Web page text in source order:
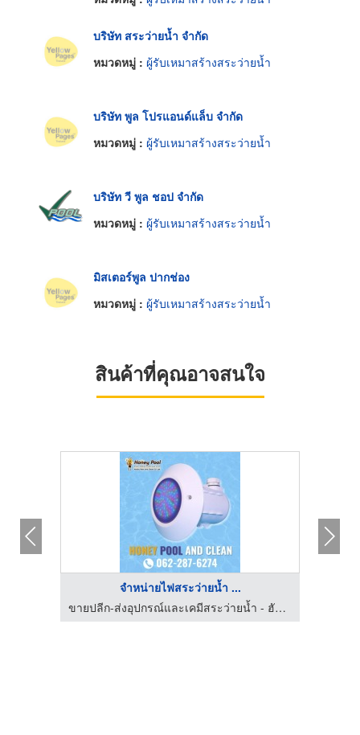
บริษัท สระว่ายน้ำ จำกัด
หมวดหมู่ : ผู้รับเหมาสร้างสระว่ายน้ำ
บริษัท พูล โปรแอนด์แล็บ จำกัด
หมวดหมู่ : ผู้รับเหมาสร้างสระว่ายน้ำ
บริษัท วี พูล ชอป จำกัด
หมวดหมู่ : ผู้รับเหมาสร้างสระว่ายน้ำ
มิสเตอร์พูล ปากช่อง
หมวดหมู่ : ผู้รับเหมาสร้างสระว่ายน้ำ
สินค้าที่คุณอาจสนใจ
จำหน่ายไฟสระว่ายน้ำ ...
ขายปลีก-ส่งอุปกรณ์และเคมีสระว่ายน้ำ - ฮันนี่พูล